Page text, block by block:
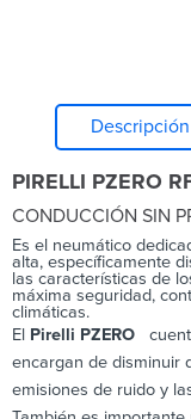
Descripción
PIRELLI PZERO
CONDUCCIÓN SIN
Es el neumático
alta, específicamente
las características de
máxima seguridad,
climáticas.
El Pirelli PZERO
encargan de disminuir
emisiones de ruido y